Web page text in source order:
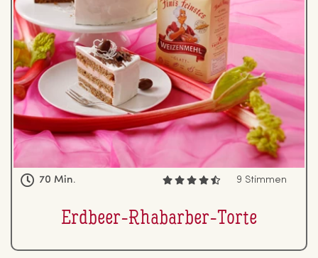
70 Min. 9 Stimmen
Erdbeer-Rhabarber-Torte